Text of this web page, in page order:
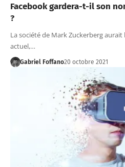
Facebook gardera-t-il son
?
La société de Mark Zuckerberg
actuel,…
Gabriel Foffano20 octobre 2021